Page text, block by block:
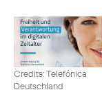
Credits: Telefónica
Deutschland